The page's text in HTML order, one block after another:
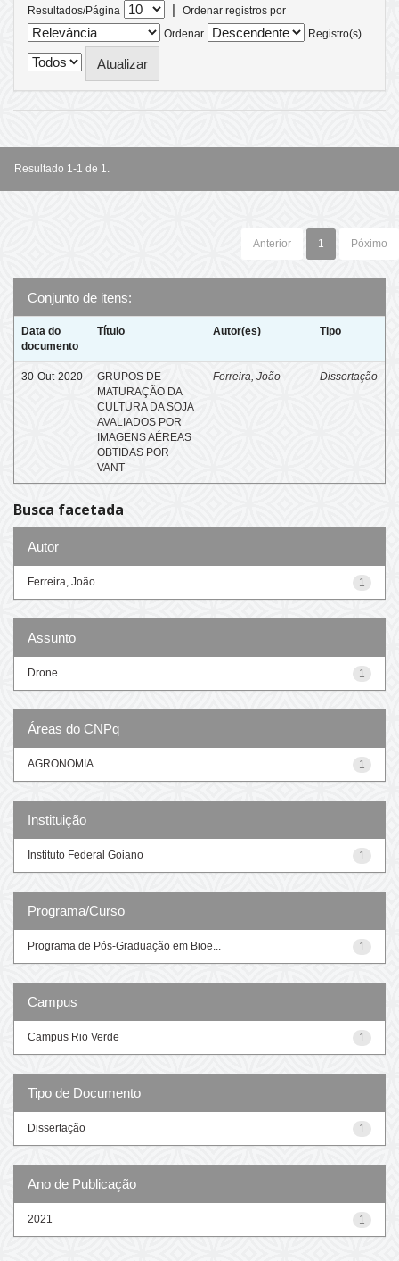
Resultados/Página |
Ordenar registros por
Ordenar
Registro(s)
Resultado 1-1 de 1.
Anterior 1 Póximo
Conjunto de itens:
Data do
documento
Título Autor(es) Tipo
30-Out-2020
GRUPOS DE
MATURAÇÃO DA
CULTURA DA SOJA
AVALIADOS POR
IMAGENS AÉREAS
OBTIDAS POR
VANT
Ferreira, João Dissertação
Busca facetada
Autor
1
Ferreira, João
Assunto
1
Drone
Áreas do CNPq
1
AGRONOMIA
Instituição
1
Instituto Federal Goiano
Programa/Curso
1
Programa de Pós-Graduação em Bioe...
Campus
1
Campus Rio Verde
Tipo de Documento
1
Dissertação
Ano de Publicação
1
2021